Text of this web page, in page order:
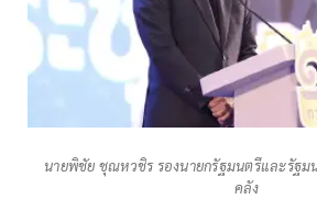
นายพิชัย ชุณหวชิร รองนายกรัฐมนตรีและรัฐม
คลัง